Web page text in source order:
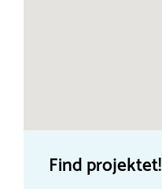
Find projektet!